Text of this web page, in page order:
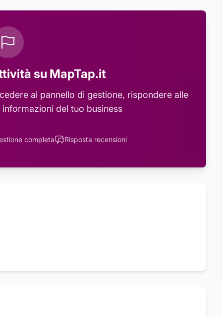
su MapTap.it
al pannello di gestione, rispondere alle
del tuo business
completa Risposta recensioni